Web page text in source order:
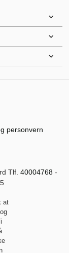
personvern
Tlf. 40004768 -
at